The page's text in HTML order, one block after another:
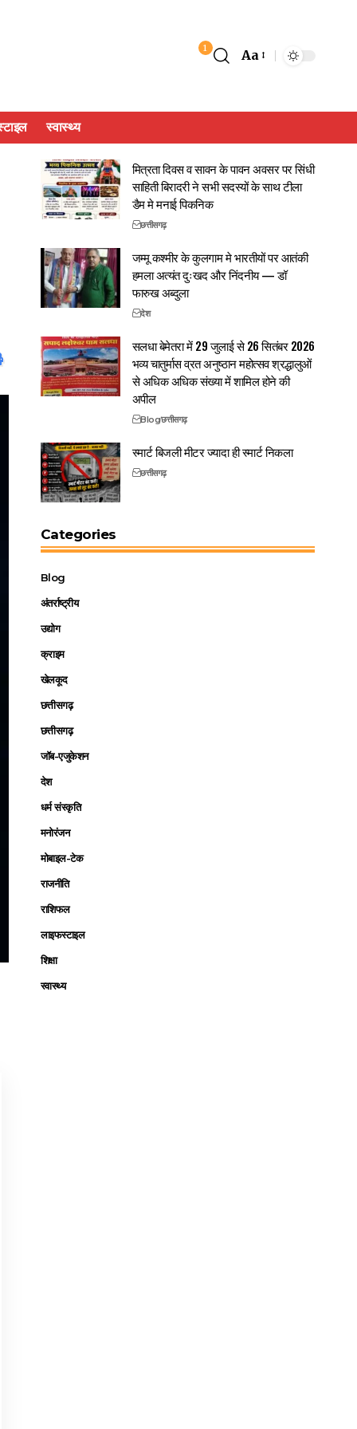
1 Aa
स्वास्थ्य
मित्रता दिवस व सावन के पावन अवसर पर सिंधी
साहिती बिरादरी ने सभी सदस्यों के साथ टीला
डैम मे मनाई पिकनिक
छत्तीसगढ़
जम्मू कश्मीर के कुलगाम मे भारतीयों पर आतंकी
हमला अत्यंत दुःखद और निंदनीय — डॉ
फारुख अब्दुला
देश
सलधा बेमेतरा में 29 जुलाई से 26 सितंबर 2026
भव्य चातुर्मास व्रत अनुष्ठान महोत्सव श्रद्धालुओं
से अधिक अधिक संख्या में शामिल होने की
अपील
Blogछत्तीसगढ़
स्मार्ट बिजली मीटर ज्यादा ही स्मार्ट निकला
छत्तीसगढ़
Categories
Blog
अंतर्राष्ट्रीय
उद्योग
क्राइम
खेलकूद
छत्तीसगढ़
छत्तीसगढ़
जॉब-एजुकेशन
देश
धर्म संस्कृति
मनोरंजन
मोबाइल-टेक
राजनीति
राशिफल
लाइफस्टाइल
शिक्षा
स्वास्थ्य